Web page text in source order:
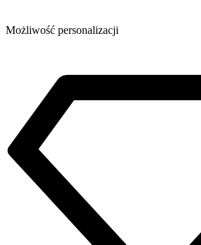
Możliwość personalizacji